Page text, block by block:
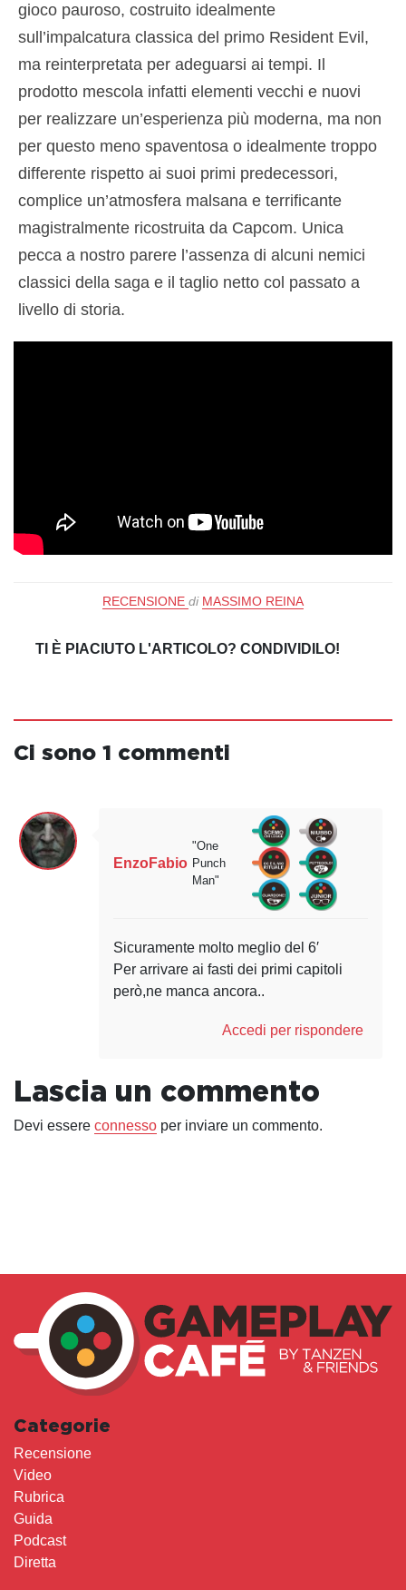
gioco pauroso, costruito idealmente
sull’impalcatura classica del primo Resident Evil,
ma reinterpretata per adeguarsi ai tempi. Il
prodotto mescola infatti elementi vecchi e nuovi
per realizzare un’esperienza più moderna, ma non
per questo meno spaventosa o idealmente troppo
differente rispetto ai suoi primi predecessori,
complice un’atmosfera malsana e terrificante
magistralmente ricostruita da Capcom. Unica
pecca a nostro parere l’assenza di alcuni nemici
classici della saga e il taglio netto col passato a
livello di storia.
RECENSIONE di MASSIMO REINA
TI È PIACIUTO L'ARTICOLO? CONDIVIDILO!
Ci sono 1 commenti
EnzoFabio
"One
Punch
Man"
Sicuramente molto meglio del 6′
Per arrivare ai fasti dei primi capitoli
però,ne manca ancora..
Accedi per rispondere
Lascia un commento
Devi essere connesso per inviare un commento.
Categorie
Recensione
Video
Rubrica
Guida
Podcast
Diretta